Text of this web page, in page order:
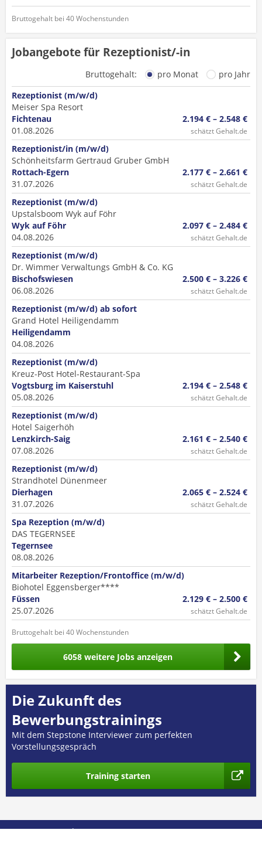
Bruttogehalt bei 40 Wochenstunden
Jobangebote für Rezeptionist/-in
Bruttogehalt: pro Monat
pro Jahr
Rezeptionist (m/w/d)
Meiser Spa Resort
Fichtenau
01.08.2026
2.194 € – 2.548 €
schätzt Gehalt.de
Rezeptionist/in (m/w/d)
Schönheitsfarm Gertraud Gruber GmbH
Rottach-Egern
31.07.2026
2.177 € – 2.661 €
schätzt Gehalt.de
Rezeptionist (m/w/d)
Upstalsboom Wyk auf Föhr
Wyk auf Föhr
04.08.2026
2.097 € – 2.484 €
schätzt Gehalt.de
Rezeptionist (m/w/d)
Dr. Wimmer Verwaltungs GmbH & Co. KG
Bischofswiesen
06.08.2026
2.500 € – 3.226 €
schätzt Gehalt.de
Rezeptionist (m/w/d) ab sofort
Grand Hotel Heiligendamm
Heiligendamm
04.08.2026
Rezeptionist (m/w/d)
Kreuz-Post Hotel-Restaurant-Spa
Vogtsburg im Kaiserstuhl
05.08.2026
2.194 € – 2.548 €
schätzt Gehalt.de
Rezeptionist (m/w/d)
Hotel Saigerhöh
Lenzkirch-Saig
07.08.2026
2.161 € – 2.540 €
schätzt Gehalt.de
Rezeptionist (m/w/d)
Strandhotel Dünenmeer
Dierhagen
31.07.2026
2.065 € – 2.524 €
schätzt Gehalt.de
Spa Rezeption (m/w/d)
DAS TEGERNSEE
Tegernsee
08.08.2026
Mitarbeiter Rezeption/Frontoffice (m/w/d)
Biohotel Eggensberger****
Füssen
25.07.2026
2.129 € – 2.500 €
schätzt Gehalt.de
Bruttogehalt bei 40 Wochenstunden
6058 weitere Jobs anzeigen
Die Zukunft des
Bewerbungstrainings
Mit dem Stepstone Interviewer zum perfekten
Vorstellungsgespräch
Training starten
© 2026 GEHALT.de